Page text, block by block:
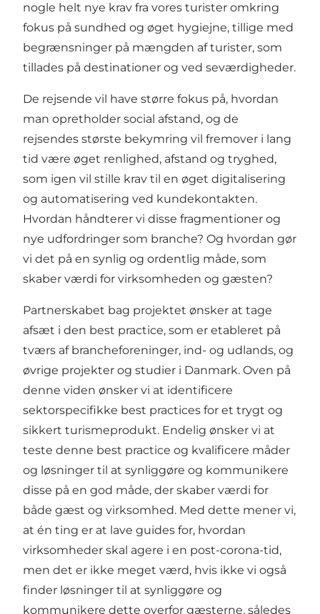
nogle helt nye krav fra vores turister omkring
fokus på sundhed og øget hygiejne, tillige med
begrænsninger på mængden af turister, som
tillades på destinationer og ved seværdigheder.
De rejsende vil have større fokus på, hvordan
man opretholder social afstand, og de
rejsendes største bekymring vil fremover i lang
tid være øget renlighed, afstand og tryghed,
som igen vil stille krav til en øget digitalisering
og automatisering ved kundekontakten.
Hvordan håndterer vi disse fragmentioner og
nye udfordringer som branche? Og hvordan gør
vi det på en synlig og ordentlig måde, som
skaber værdi for virksomheden og gæsten?
Partnerskabet bag projektet ønsker at tage
afsæt i den best practice, som er etableret på
tværs af brancheforeninger, ind- og udlands, og
øvrige projekter og studier i Danmark. Oven på
denne viden ønsker vi at identificere
sektorspecifikke best practices for et trygt og
sikkert turismeprodukt. Endelig ønsker vi at
teste denne best practice og kvalificere måder
og løsninger til at synliggøre og kommunikere
disse på en god måde, der skaber værdi for
både gæst og virksomhed. Med dette mener vi,
at én ting er at lave guides for, hvordan
virksomheder skal agere i en post-corona-tid,
men det er ikke meget værd, hvis ikke vi også
finder løsninger til at synliggøre og
kommunikere dette overfor gæsterne, således